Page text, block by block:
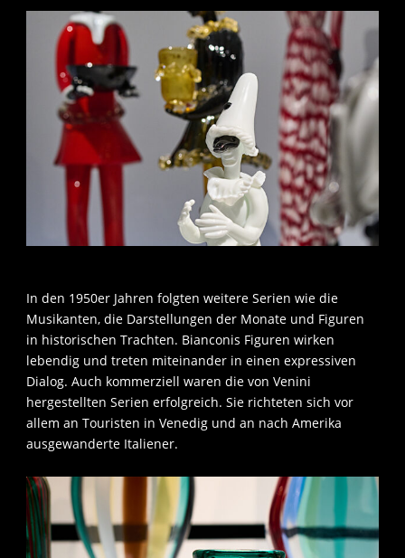
In den 1950er Jahren folgten weitere Serien wie die
Musikanten, die Darstellungen der Monate und Figuren
in historischen Trachten. Bianconis Figuren wirken
lebendig und treten miteinander in einen expressiven
Dialog. Auch kommerziell waren die von Venini
hergestellten Serien erfolgreich. Sie richteten sich vor
allem an Touristen in Venedig und an nach Amerika
ausgewanderte Italiener.